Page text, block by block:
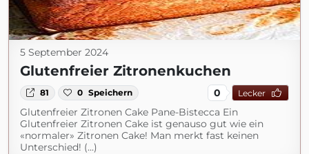
5 September 2024
Glutenfreier Zitronenkuchen
81 0 Speichern 0 Lecker
Glutenfreier Zitronen Cake Pane-Bistecca Ein
Glutenfreier Zitronen Cake ist genauso gut wie ein
«normaler» Zitronen Cake! Man merkt fast keinen
Unterschied! (...)